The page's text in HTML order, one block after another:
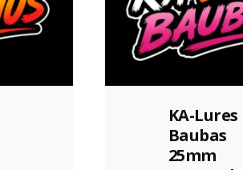
KA-Lures
Baubas
25mm